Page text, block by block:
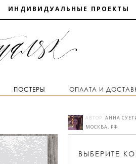
ИНДИВИДУАЛЬНЫЕ ПРОЕКТЫ
ПОСТЕРЫ ОПЛАТА И
АВТОР: АННА
МОСКВА, РФ
ВЫБЕРИТЕ